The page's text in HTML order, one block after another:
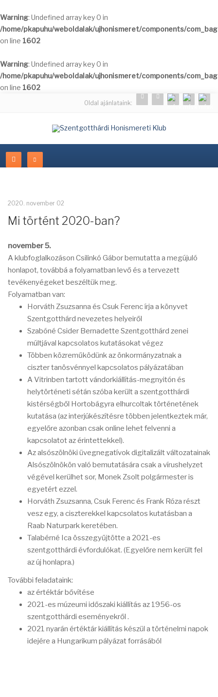
Warning: Undefined array key 0 in
/home/pkapuhu/weboldalak/ujhonismeret/components/
on line 1602
Warning: Undefined array key 0 in
/home/pkapuhu/weboldalak/ujhonismeret/components/
on line 1602
Oldal ajánlataink:
2020. november 02
Mi történt 2020-ban?
november 5.
A klubfoglalkozáson Csilinkó Gábor bemutatta a megújuló
honlapot, továbbá a folyamatban levő és a tervezett
tevékenyégeket beszéltük meg.
Folyamatban van:
Horváth Zsuzsanna és Csuk Ferenc írja a könyvet
Szentgotthárd nevezetes helyeiről
Szabóné Csider Bernadette Szentgotthárd zenei
múltjával kapcsolatos kutatásokat végez
Többen közreműködünk az önkormányzatnak a
ciszter tanösvénnyel kapcsolatos pályázatában
A Vitrinben tartott vándorkiállítás-megnyitón és
helytörténeti sétán szóba került a szentgotthárdi
kistérségből Hortobágyra elhurcoltak történetének
kutatása (az interjúkészítésre többen jelentkeztek már,
egyelőre azonban csak online lehet felvenni a
kapcsolatot az érintettekkel).
Az alsószölnöki üvegnegatívok digitalizált változatainak
Alsószölnökön való bemutatására csak a vírushelyzet
végével kerülhet sor, Monek Zsolt polgármester is
egyetért ezzel.
Horváth Zsuzsanna, Csuk Ferenc és Frank Róza részt
vesz egy, a ciszterekkel kapcsolatos kutatásban a
Raab Naturpark keretében.
Talabérné Ica összegyűjtötte a 2021-es
szentgotthárdi évfordulókat. (Egyelőre nem került fel
az új honlapra.)
További feladataink:
az értéktár bővítése
2021-es múzeumi időszaki kiállítás az 1956-os
szentgotthárdi eseményekről .
2021 nyarán értéktár kiállítás készül a történelmi napok
idejére a Hungarikum pályázat forrásából